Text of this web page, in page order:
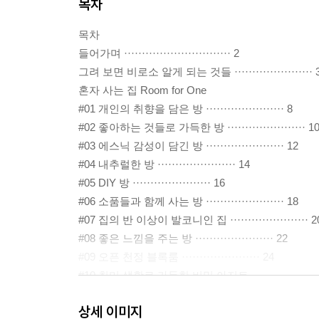
목차
목차
들어가며 ······························ 2
그려 보면 비로소 알게 되는 것들 ······················
혼자 사는 집 Room for One
#01 개인의 취향을 담은 방 ······················ 8
#02 좋아하는 것들로 가득한 방 ······················ 10
#03 에스닉 감성이 담긴 방 ······················ 12
#04 내추럴한 방 ······················ 14
#05 DIY 방 ······················ 16
#06 소품들과 함께 사는 방 ······················ 18
#07 집의 반 이상이 발코니인 집 ······················
#08 좋은 느낌을 주는 방 ······················ 22
#10 취미 생활로 가득한 비밀 아지트
#12 독서가의 방 ······················ 30
상세 이미지